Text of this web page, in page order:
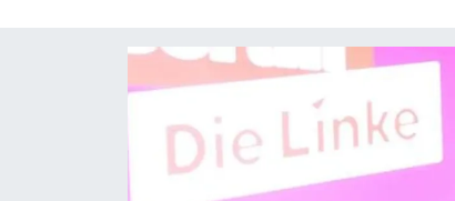
Son Dakika Haberleri
Haber Arşivi